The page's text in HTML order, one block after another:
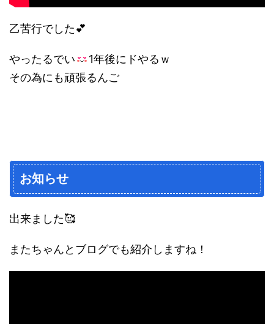
乙苦行でした💕
やったるでい
1年後にドやるｗ
その為にも頑張るんご
お知らせ
出来ました🥰
またちゃんとブログでも紹介しますね！